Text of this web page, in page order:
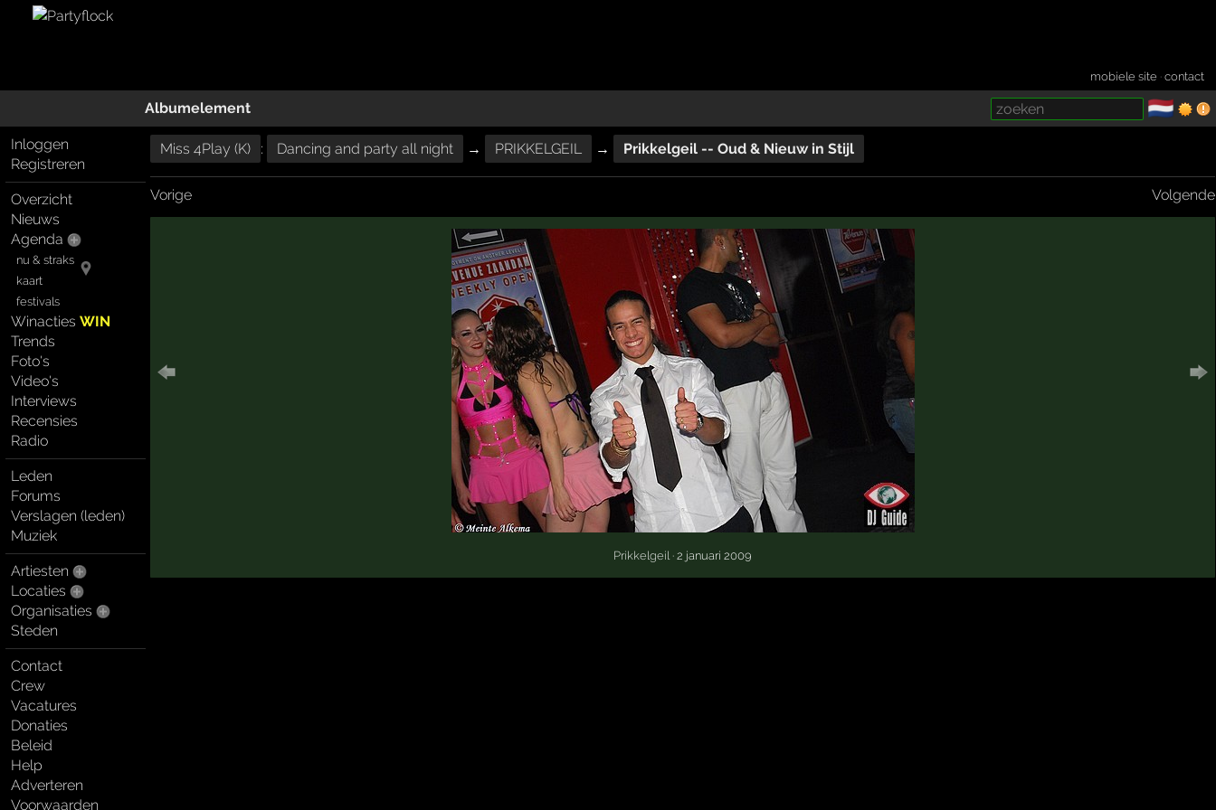
mobiele site ·contact
Albumelement 🇳🇱
Inloggen
Registreren
Overzicht
Nieuws
Agenda
nu & straks
kaart
festivals
WinactiesWIN
Trends
Foto's
Video's
Interviews
Recensies
Radio
Leden
Forums
Verslagen (leden)
Muziek
Artiesten
Locaties
Organisaties
Steden
Contact
Crew
Vacatures
Donaties
Beleid
Help
Adverteren
Voorwaarden
Miss 4Play (K) : Dancing and party all night → PRIKKELGEIL → Prikkelgeil -- Oud & Nieuw in Stijl
Vorige Volgende
Prikkelgeil · 2 januari 2009